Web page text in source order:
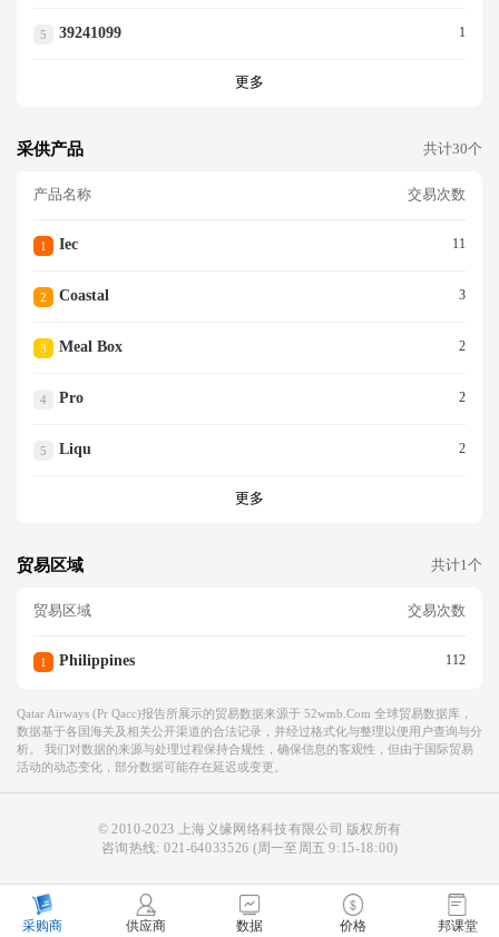
5 39241099 1
更多
采供产品 共计30个
产品名称 交易次数
1 Iec 11
2 Coastal 3
3 Meal Box 2
4 Pro 2
5 Liqu 2
更多
贸易区域 共计1个
贸易区域 交易次数
1 Philippines 112
Qatar Airways (pr Qacc)报告所展示的贸易数据来源于 52wmb.com 全球贸易数据库，
数据基于各国海关及相关公开渠道的合法记录，并经过格式化与整理以便用户查询与分
析。 我们对数据的来源与处理过程保持合规性，确保信息的客观性，但由于国际贸易
活动的动态变化，部分数据可能存在延迟或变更。
© 2010-2023 上海义缘网络科技有限公司 版权所有
咨询热线:021-64033526 (周一至周五 9:15-18:00)
采购商 供应商 数据 价格 邦课堂